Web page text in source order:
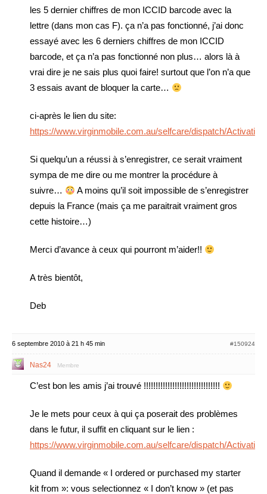
les 5 dernier chiffres de mon ICCID barcode avec la
lettre (dans mon cas F). ça n’a pas fonctionné, j’ai donc
essayé avec les 6 derniers chiffres de mon ICCID
barcode, et ça n’a pas fonctionné non plus… alors là à
vrai dire je ne sais plus quoi faire! surtout que l’on n’a que
3 essais avant de bloquer la carte…
ci-après le lien du site:
https://www.virginmobile.com.au/selfcare/dispatch/
Si quelqu’un a réussi à s’enregistrer, ce serait vraiment
sympa de me dire ou me montrer la procédure à
suivre…
A moins qu’il soit impossible de s’enregistrer
depuis la France (mais ça me paraitrait vraiment gros
cette histoire…)
Merci d’avance à ceux qui pourront m’aider!!
A très bientôt,
Deb
6 septembre 2010 à 21 h 45 min #150924
Nas24 Membre
C’est bon les amis j’ai trouvé !!!!!!!!!!!!!!!!!!!!!!!!!!!!!!!!
Je le mets pour ceux à qui ça poserait des problèmes
dans le futur, il suffit en cliquant sur le lien :
https://www.virginmobile.com.au/selfcare/dispatch/
Quand il demande « I ordered or purchased my starter
kit from »: vous selectionnez « I don’t know » (et pas